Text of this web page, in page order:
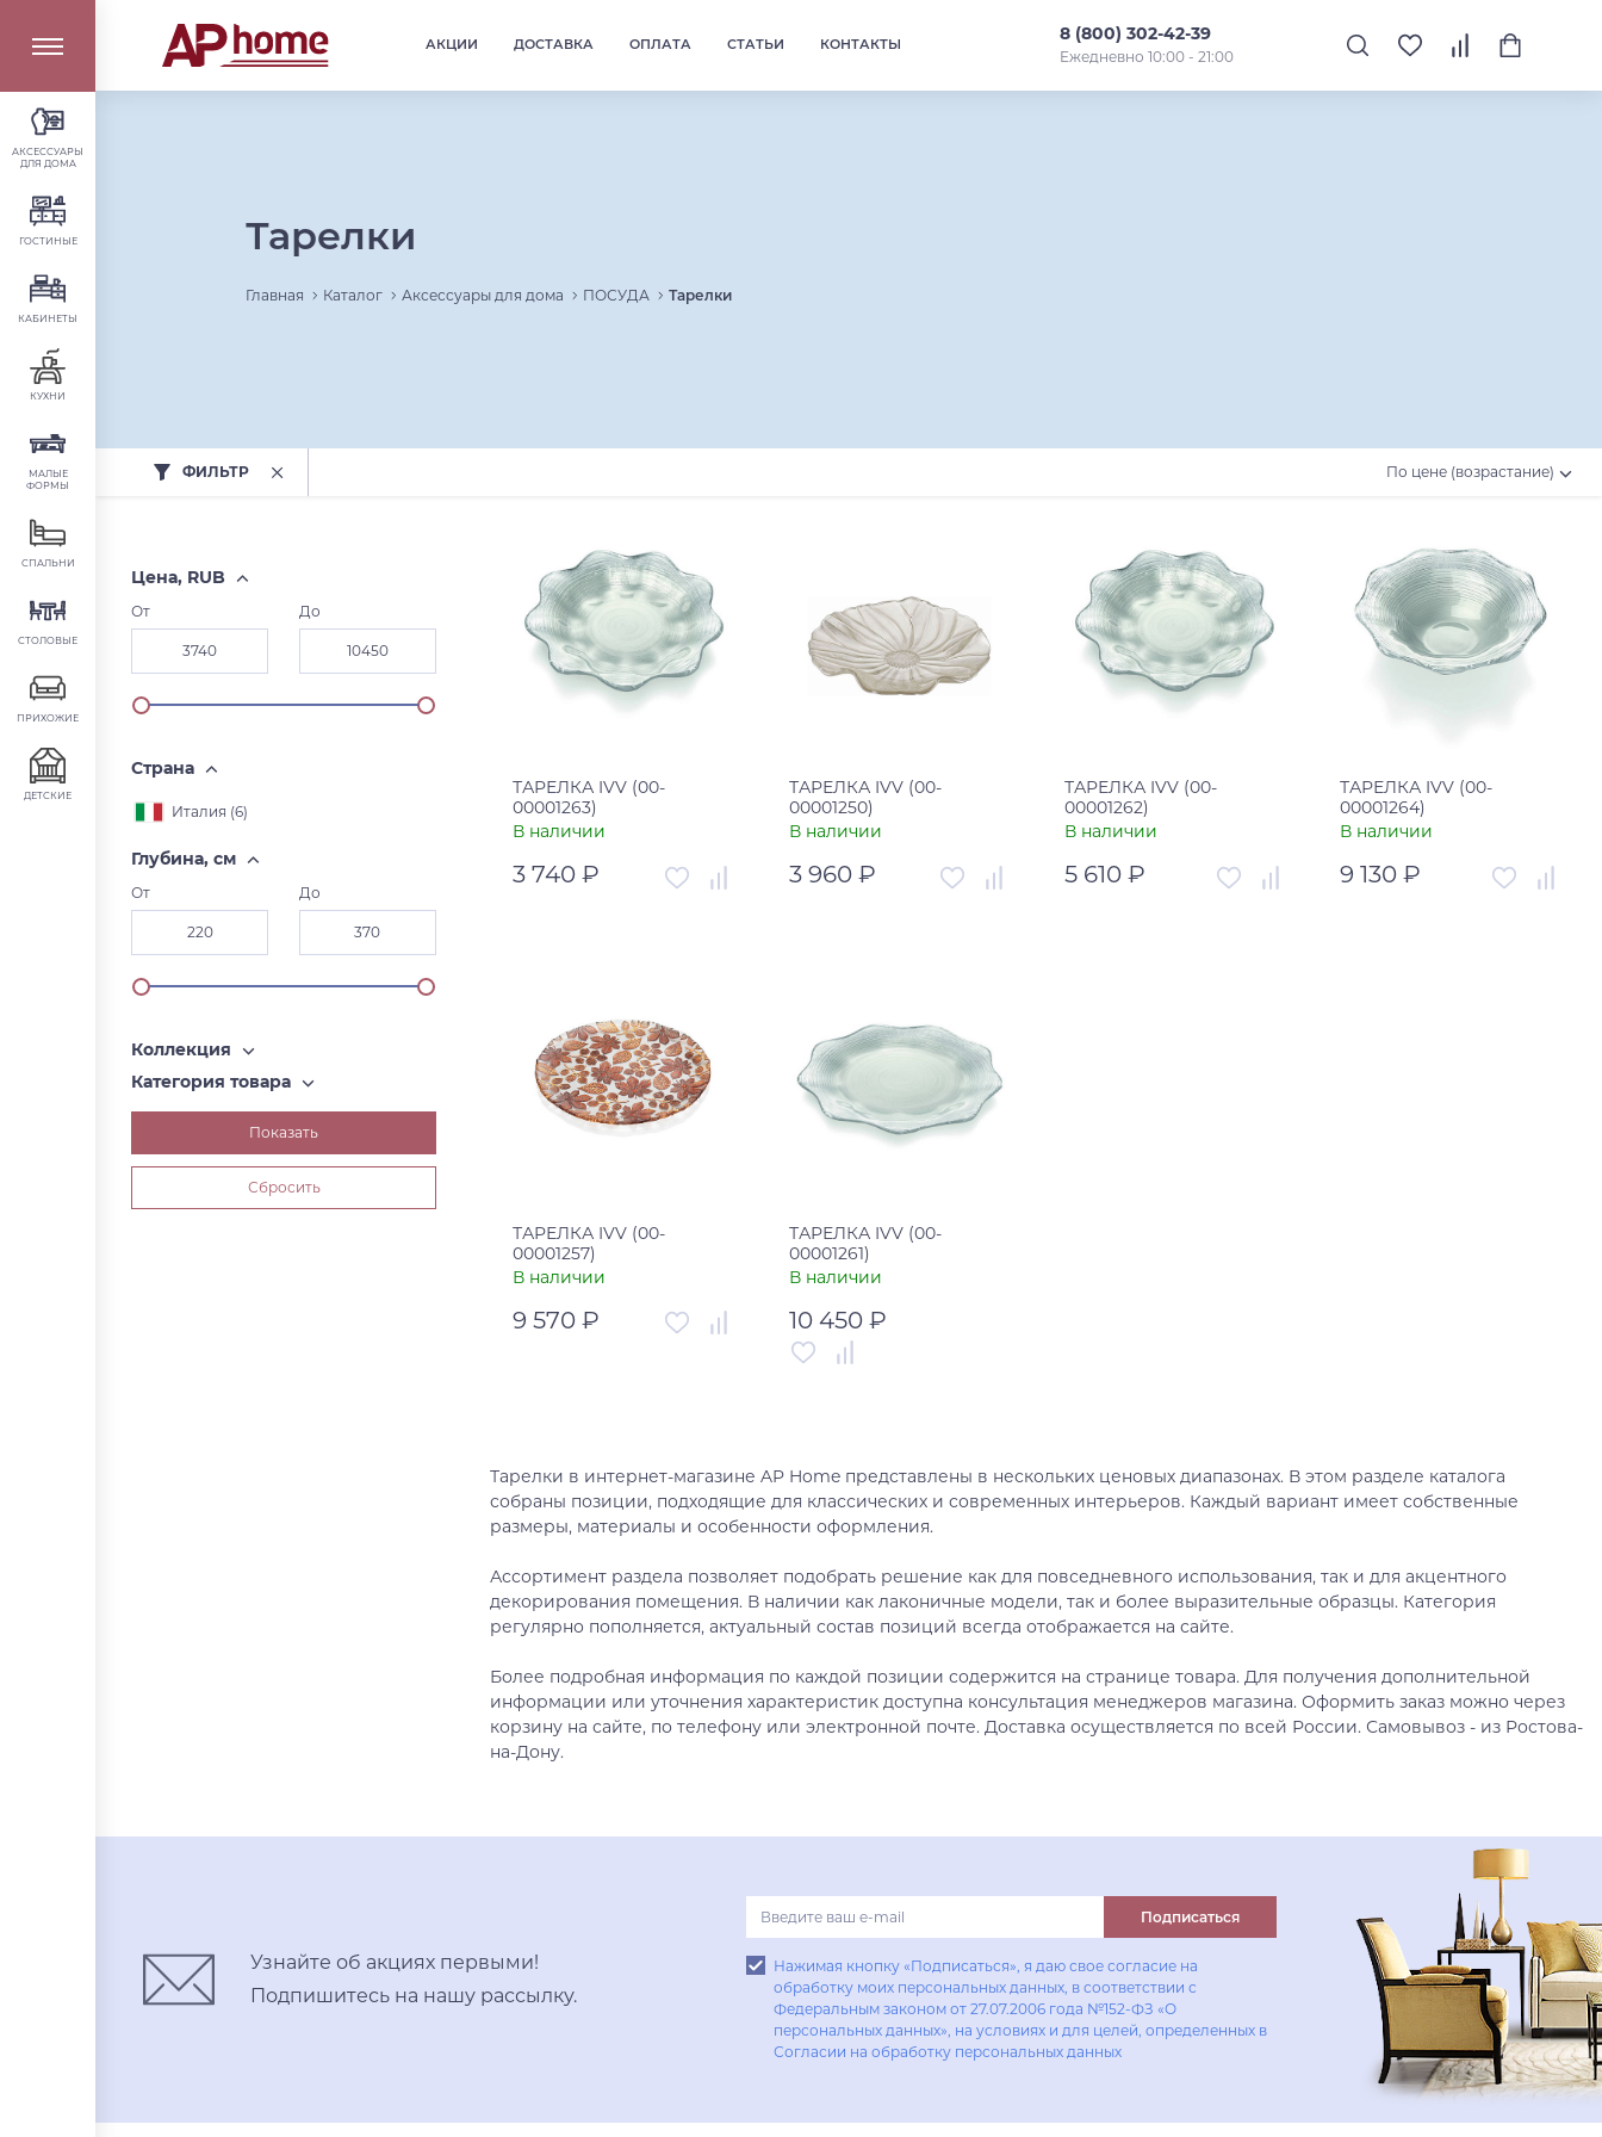
АКЦИИ ДОСТАВКА ОПЛАТА СТАТЬИ КОНТАКТЫ 8 (800) 302-42-39
Ежедневно 10:00 - 21:00
АКСЕССУАРЫ
ДЛЯ ДОМА
ГОСТИНЫЕ
КАБИНЕТЫ
КУХНИ
МАЛЫЕ
ФОРМЫ
СПАЛЬНИ
СТОЛОВЫЕ
ПРИХОЖИЕ
ДЕТСКИЕ
Тарелки
Главная Каталог Аксессуары для дома ПОСУДА Тарелки
ФИЛЬТР По цене (возрастание)
Цена, RUB
От До
Страна
Италия (6)
Глубина, см
От До
Коллекция
Категория товара
ТАРЕЛКА IVV (00-
00001263)
В наличии
3 740 ₽
Купить в один клик
ТАРЕЛКА IVV (00-
00001250)
В наличии
3 960 ₽
Купить в один клик
ТАРЕЛКА IVV (00-
00001262)
В наличии
5 610 ₽
ТАРЕЛКА IVV (00-
00001264)
В наличии
9 130 ₽
ТАРЕЛКА IVV (00-
00001257)
В наличии
9 570 ₽
Купить в один клик
ТАРЕЛКА IVV (00-
00001261)
В наличии
10 450 ₽
В корзину
Купить в один клик
Тарелки в интернет-магазине AP Home представлены в нескольких ценовых диапазонах. В этом разделе каталога
собраны позиции, подходящие для классических и современных интерьеров. Каждый вариант имеет собственные
размеры, материалы и особенности оформления.
Ассортимент раздела позволяет подобрать решение как для повседневного использования, так и для акцентного
декорирования помещения. В наличии как лаконичные модели, так и более выразительные образцы. Категория
регулярно пополняется, актуальный состав позиций всегда отображается на сайте.
Более подробная информация по каждой позиции содержится на странице товара. Для получения дополнительной
информации или уточнения характеристик доступна консультация менеджеров магазина. Оформить заказ можно через
корзину на сайте, по телефону или электронной почте. Доставка осуществляется по всей России. Самовывоз - из Ростова-
на-Дону.
Узнайте об акциях первыми!
Подпишитесь на нашу рассылку.
Подписаться
Нажимая кнопку «Подписаться», я даю свое согласие на
обработку моих персональных данных, в соответствии с
Федеральным законом от 27.07.2006 года №152-ФЗ «О
персональных данных», на условиях и для целей, определенных в
Согласии на обработку персональных данных